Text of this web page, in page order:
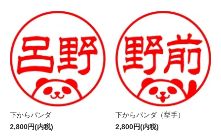
下からパンダ
2,800円(内税)
下からパンダ（挙手）
2,800円(内税)